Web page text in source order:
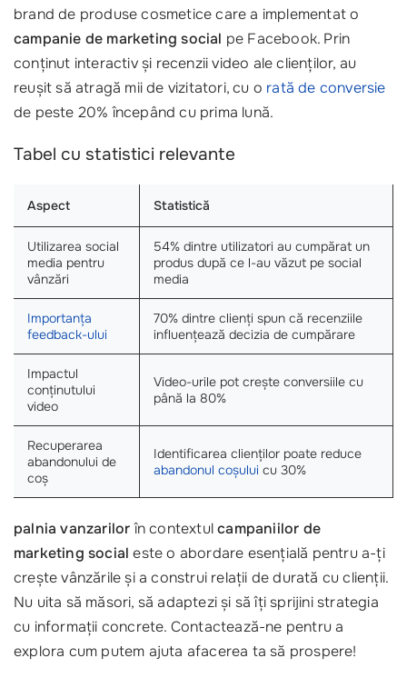
brand de produse cosmetice care a implementat o
campanie de marketing social pe Facebook. Prin
conținut interactiv și recenzii video ale clienților, au
reușit să atragă mii de vizitatori, cu o rată de conversie
de peste 20% începând cu prima lună.
Tabel cu statistici relevante
Aspect Statistică
Utilizarea social
media pentru
vânzări
54% dintre utilizatori au cumpărat un
produs după ce l-au văzut pe social
media
Importanța
feedback-ului
70% dintre clienți spun că recenziile
influențează decizia de cumpărare
Impactul
conținutului
video
Video-urile pot crește conversiile cu
până la 80%
Recuperarea
abandonului de
coș
Identificarea clienților poate reduce
abandonul coșului cu 30%
palnia vanzarilorîn contextulcampaniilor de
marketing social este o abordare esențială pentru a-ți
crește vânzările și a construi relații de durată cu clienții.
Nu uita să măsori, să adaptezi și să îți sprijini strategia
cu informații concrete. Contactează-ne pentru a
explora cum putem ajuta afacerea ta să prospere!